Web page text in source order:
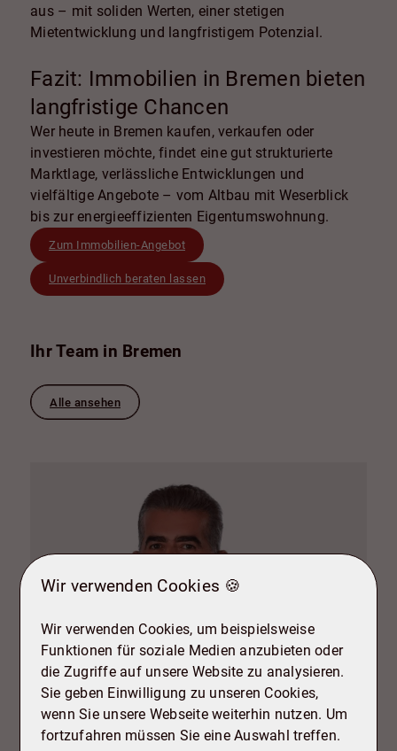
aus – mit soliden Werten, einer stetigen
Mietentwicklung und langfristigem Potenzial.
Fazit: Immobilien in Bremen bieten
langfristige Chancen
Wer heute in Bremen kaufen, verkaufen oder
investieren möchte, findet eine gut strukturierte
Marktlage, verlässliche Entwicklungen und
vielfältige Angebote – vom Altbau mit Weserblick
bis zur energieeffizienten Eigentumswohnung.
Zum Immobilien-Angebot
Unverbindlich beraten lassen
Ihr Team in Bremen
Alle ansehen
Wir verwenden Cookies 🍪
Wir verwenden Cookies, um beispielsweise
Funktionen für soziale Medien anzubieten oder
die Zugriffe auf unsere Website zu analysieren.
Sie geben Einwilligung zu unseren Cookies,
wenn Sie unsere Webseite weiterhin nutzen. Um
fortzufahren müssen Sie eine Auswahl treffen.